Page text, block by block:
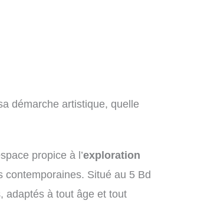
démarche artistique, quelle
propice à l’exploration
contemporaines. Situé au 5 Bd
adaptés à tout âge et tout